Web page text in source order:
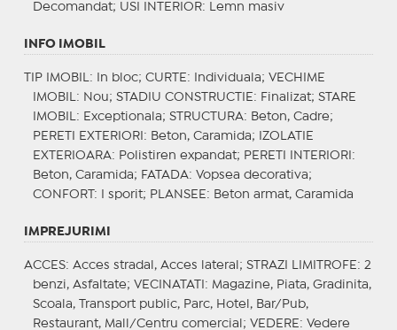
Decomandat; USI INTERIOR: Lemn masiv
INFO IMOBIL
TIP IMOBIL : In bloc; CURTE : Individuala; VECHIME
IMOBIL : Nou; STADIU CONSTRUCTIE : Finalizat; STARE
IMOBIL : Exceptionala; STRUCTURA: Beton, Cadre;
PERETI EXTERIORI : Beton, Caramida;
IZOLATIE
EXTERIOARA: Polistiren expandat; PERETI INTERIORI :
Beton, Caramida; FATADA: Vopsea decorativa;
CONFORT : I sporit; PLANSEE : Beton armat, Caramida
IMPREJURIMI
ACCES: Acces stradal, Acces lateral; STRAZI LIMITROFE : 2
benzi, Asfaltate; VECINATATI : Magazine, Piata, Gradinita,
Scoala, Transport public, Parc, Hotel, Bar/Pub,
Restaurant, Mall/Centru comercial; VEDERE : Vedere